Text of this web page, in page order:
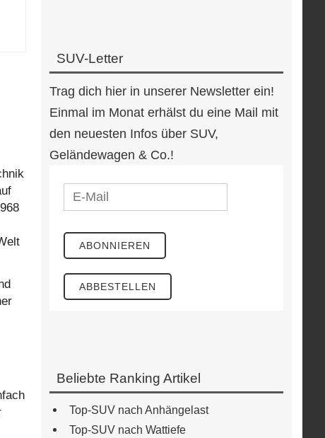
SUV-Letter
Trag dich hier in unserer Newsletter ein!
Einmal im Monat erhälst du eine Mail mit
den neuesten Infos über SUV,
Geländewagen & Co.!
Beliebte Ranking Artikel
Top-SUV nach Anhängelast
Top-SUV nach Wattiefe